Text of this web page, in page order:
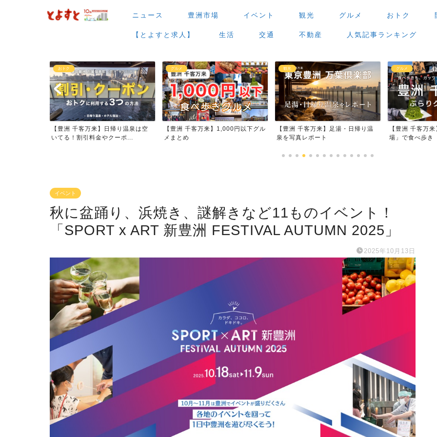
ニュース 豊洲市場 イベント 観光 グルメ おトク
【とよすと求人】 生活 交通 不動産 人気記事ランキング
おトク
【豊洲 千客万来】日帰り温泉は空
いてる！割引料金やクーポ...
グルメ
【豊洲 千客万来】1,000円以下グル
メまとめ
観光
【豊洲 千客万来】足湯・日帰り温
泉を写真レポート
グルメ
【豊洲 千客万
場」で食べ歩き
イベント
秋に盆踊り、浜焼き、謎解きなど11ものイベント！
「SPORT x ART 新豊洲 FESTIVAL AUTUMN 2025」
2025年10月13日